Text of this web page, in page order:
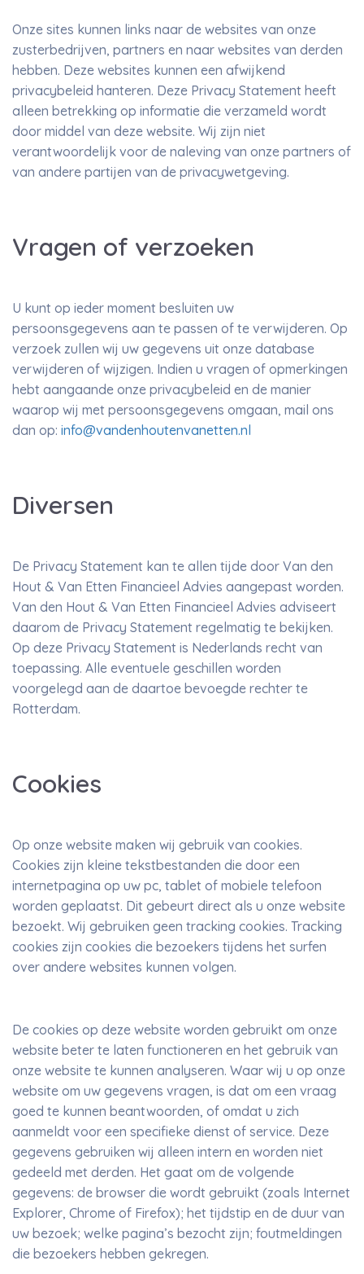
Onze sites kunnen links naar de websites van onze
zusterbedrijven, partners en naar websites van derden
hebben. Deze websites kunnen een afwijkend
privacybeleid hanteren. Deze Privacy Statement heeft
alleen betrekking op informatie die verzameld wordt
door middel van deze website. Wij zijn niet
verantwoordelijk voor de naleving van onze partners of
van andere partijen van de privacywetgeving.
Vragen of verzoeken
U kunt op ieder moment besluiten uw
persoonsgegevens aan te passen of te verwijderen. Op
verzoek zullen wij uw gegevens uit onze database
verwijderen of wijzigen. Indien u vragen of opmerkingen
hebt aangaande onze privacybeleid en de manier
waarop wij met persoonsgegevens omgaan, mail ons
dan op: info@vandenhoutenvanetten.nl
Diversen
De Privacy Statement kan te allen tijde door Van den
Hout & Van Etten Financieel Advies aangepast worden.
Van den Hout & Van Etten Financieel Advies adviseert
daarom de Privacy Statement regelmatig te bekijken.
Op deze Privacy Statement is Nederlands recht van
toepassing. Alle eventuele geschillen worden
voorgelegd aan de daartoe bevoegde rechter te
Rotterdam.
Cookies
Op onze website maken wij gebruik van cookies.
Cookies zijn kleine tekstbestanden die door een
internetpagina op uw pc, tablet of mobiele telefoon
worden geplaatst. Dit gebeurt direct als u onze website
bezoekt. Wij gebruiken geen tracking cookies. Tracking
cookies zijn cookies die bezoekers tijdens het surfen
over andere websites kunnen volgen.
De cookies op deze website worden gebruikt om onze
website beter te laten functioneren en het gebruik van
onze website te kunnen analyseren. Waar wij u op onze
website om uw gegevens vragen, is dat om een vraag
goed te kunnen beantwoorden, of omdat u zich
aanmeldt voor een specifieke dienst of service. Deze
gegevens gebruiken wij alleen intern en worden niet
gedeeld met derden. Het gaat om de volgende
gegevens: de browser die wordt gebruikt (zoals Internet
Explorer, Chrome of Firefox); het tijdstip en de duur van
uw bezoek; welke pagina’s bezocht zijn; foutmeldingen
die bezoekers hebben gekregen.